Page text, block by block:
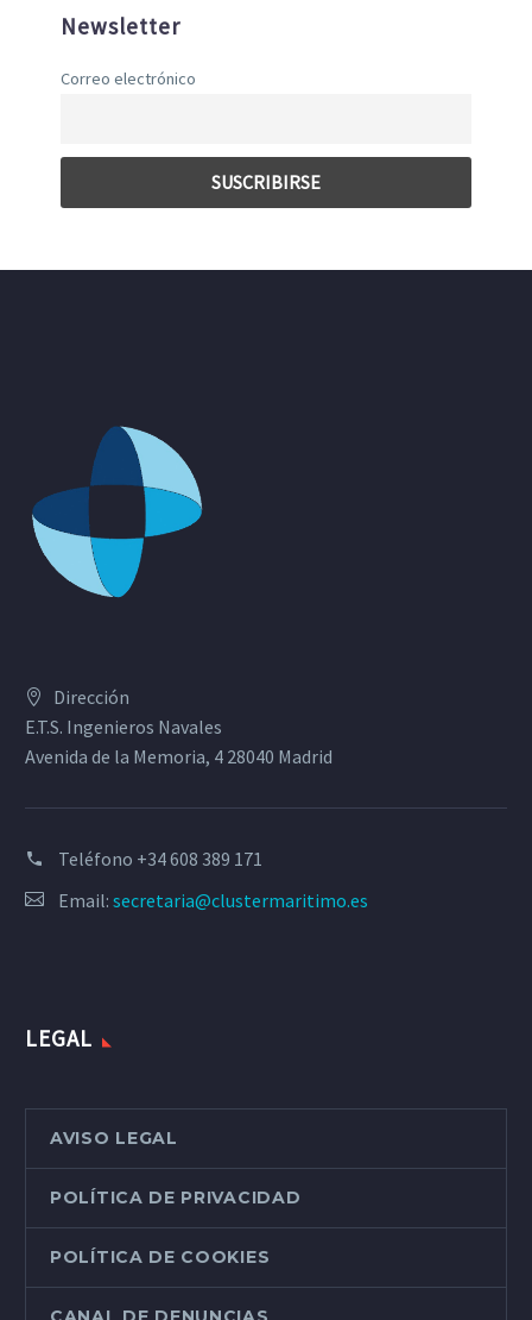
Newsletter
Correo electrónico
Dirección
E.T.S. Ingenieros Navales
Avenida de la Memoria, 4 28040 Madrid
Teléfono +34 608 389 171
Email: secretaria@clustermaritimo.es
LEGAL
AVISO LEGAL
POLÍTICA DE PRIVACIDAD
POLÍTICA DE COOKIES